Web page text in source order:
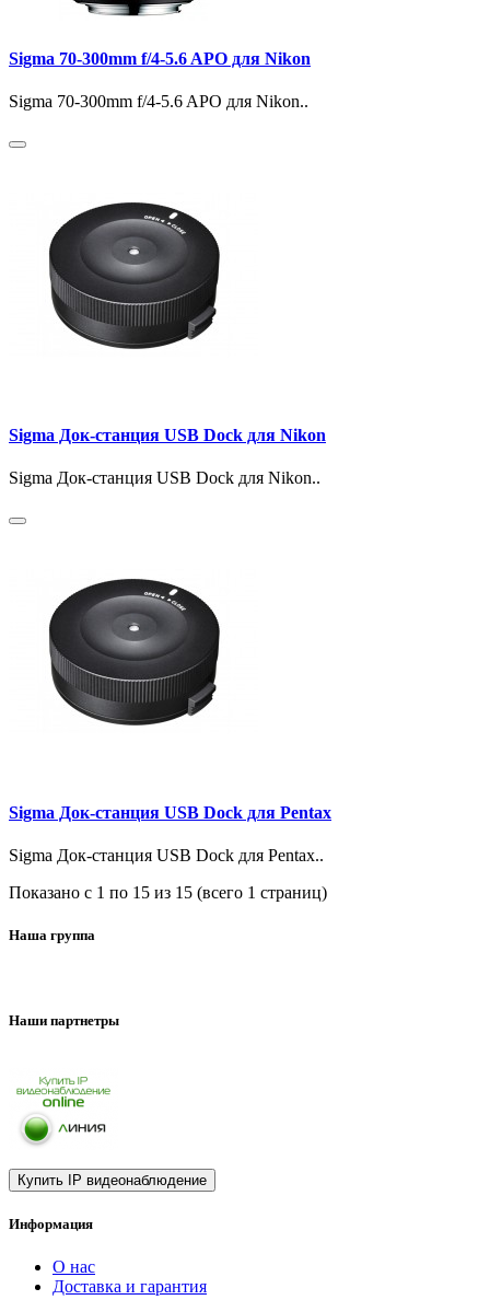
Sigma 70-300mm f/4-5.6 APO для Nikon
Sigma 70-300mm f/4-5.6 APO для Nikon..
Sigma Док-станция USB Dock для Nikon
Sigma Док-станция USB Dock для Nikon..
Sigma Док-станция USB Dock для Pentax
Sigma Док-станция USB Dock для Pentax..
Показано с 1 по 15 из 15 (всего 1 страниц)
Наша группа
Наши партнетры
Информация
О нас
Доставка и гарантия